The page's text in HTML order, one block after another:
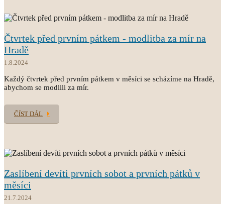
Čtvrtek před prvním pátkem - modlitba za mír na
Hradě
1.8.2024
Každý čtvrtek před prvním pátkem v měsíci se scházíme na Hradě,
abychom se modlili za mír.
ČÍST DÁL
Zaslíbení devíti prvních sobot a prvních pátků v
měsíci
21.7.2024